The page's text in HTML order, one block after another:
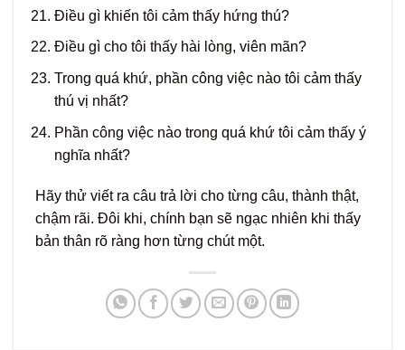
Điều gì khiến tôi cảm thấy hứng thú?
Điều gì cho tôi thấy hài lòng, viên mãn?
Trong quá khứ, phần công việc nào tôi cảm thấy
thú vị nhất?
Phần công việc nào trong quá khứ tôi cảm thấy ý
nghĩa nhất?
Hãy thử viết ra câu trả lời cho từng câu, thành thật,
chậm rãi. Đôi khi, chính bạn sẽ ngạc nhiên khi thấy
bản thân rõ ràng hơn từng chút một.